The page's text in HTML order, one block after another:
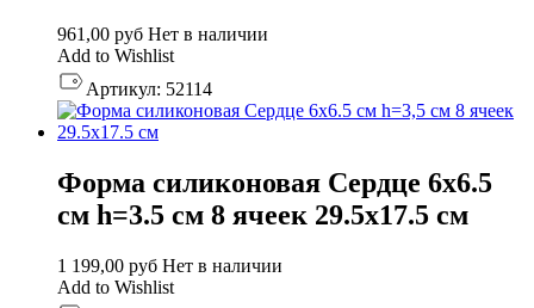
961,00 руб Нет в наличии
Add to Wishlist
Артикул: 52114
Форма силиконовая Сердце 6х6.5
см h=3.5 см 8 ячеек 29.5х17.5 см
1 199,00 руб Нет в наличии
Add to Wishlist